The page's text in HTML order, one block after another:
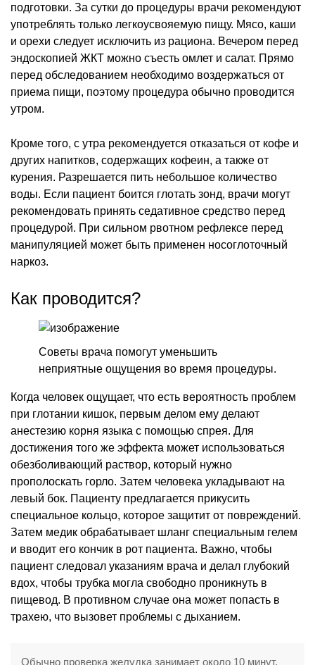
подготовки. За сутки до процедуры врачи рекомендуют
употреблять только легкоусвояемую пищу. Мясо, каши
и орехи следует исключить из рациона. Вечером перед
эндоскопией ЖКТ можно съесть омлет и салат. Прямо
перед обследованием необходимо воздержаться от
приема пищи, поэтому процедура обычно проводится
утром.
Кроме того, с утра рекомендуется отказаться от кофе и
других напитков, содержащих кофеин, а также от
курения. Разрешается пить небольшое количество
воды. Если пациент боится глотать зонд, врачи могут
рекомендовать принять седативное средство перед
процедурой. При сильном рвотном рефлексе перед
манипуляцией может быть применен носоглоточный
наркоз.
Как проводится?
Советы врача помогут уменьшить
неприятные ощущения во время процедуры.
Когда человек ощущает, что есть вероятность проблем
при глотании кишок, первым делом ему делают
анестезию корня языка с помощью спрея. Для
достижения того же эффекта может использоваться
обезболивающий раствор, который нужно
прополоскать горло. Затем человека укладывают на
левый бок. Пациенту предлагается прикусить
специальное кольцо, которое защитит от повреждений.
Затем медик обрабатывает шланг специальным гелем
и вводит его кончик в рот пациента. Важно, чтобы
пациент следовал указаниям врача и делал глубокий
вдох, чтобы трубка могла свободно проникнуть в
пищевод. В противном случае она может попасть в
трахею, что вызовет проблемы с дыханием.
Обычно проверка желудка занимает около 10 минут.